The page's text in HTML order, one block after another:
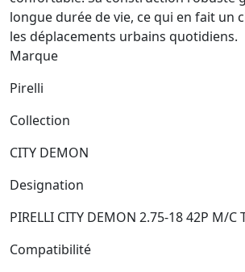
longue durée de vie, ce qui en fait un
les déplacements urbains quotidiens.
Marque
Pirelli
Collection
CITY DEMON
Designation
PIRELLI CITY DEMON 2.75-18 42P M/C
Compatibilité